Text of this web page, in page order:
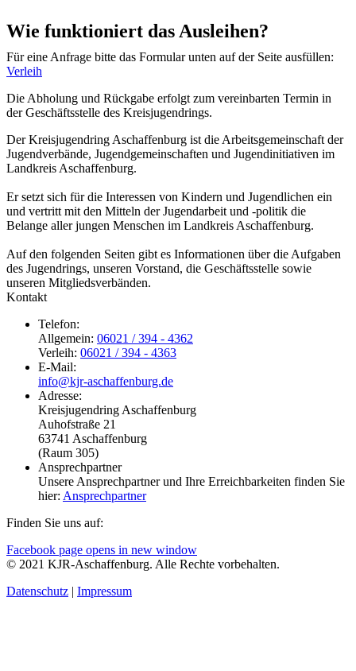
Wie funktioniert das Ausleihen?
Für eine Anfrage bitte das Formular unten auf der Seite ausfüllen:
Verleih
Die Abholung und Rückgabe erfolgt zum vereinbarten Termin in
der Geschäftsstelle des Kreisjugendrings.
Der Kreisjugendring Aschaffenburg ist die Arbeitsgemeinschaft der
Jugendverbände, Jugendgemeinschaften und Jugendinitiativen im
Landkreis Aschaffenburg.
Er setzt sich für die Interessen von Kindern und Jugendlichen ein
und vertritt mit den Mitteln der Jugendarbeit und -politik die
Belange aller jungen Menschen im Landkreis Aschaffenburg.
Auf den folgenden Seiten gibt es Informationen über die Aufgaben
des Jugendrings, unseren Vorstand, die Geschäftsstelle sowie
unseren Mitgliedsverbänden.
Kontakt
Telefon:
Allgemein: 06021 / 394 - 4362
Verleih: 06021 / 394 - 4363
E-Mail:
info@kjr-aschaffenburg.de
Adresse:
Kreisjugendring Aschaffenburg
Auhofstraße 21
63741 Aschaffenburg
(Raum 305)
Ansprechpartner
Unsere Ansprechpartner und Ihre Erreichbarkeiten finden Sie
hier: Ansprechpartner
Finden Sie uns auf:
Facebook page opens in new window
© 2021 KJR-Aschaffenburg. Alle Rechte vorbehalten.
Datenschutz | Impressum